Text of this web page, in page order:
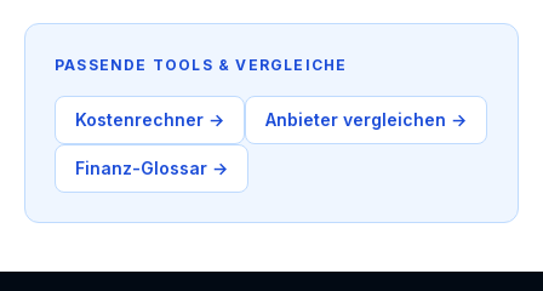
PASSENDE TOOLS & VERGLEICHE
Kostenrechner → Anbieter vergleichen →
Finanz-Glossar →